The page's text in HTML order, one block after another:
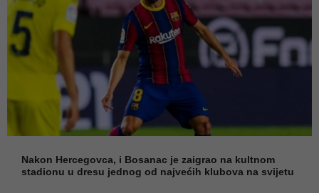
Nakon Hercegovca, i Bosanac je zaigrao na kultnom
stadionu u dresu jednog od najvećih klubova na svijetu